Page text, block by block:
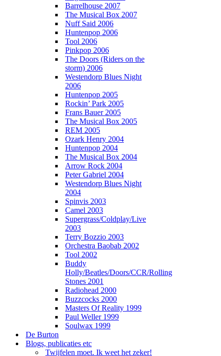
Barrelhouse 2007
The Musical Box 2007
Nuff Said 2006
Huntenpop 2006
Tool 2006
Pinkpop 2006
The Doors (Riders on the
storm) 2006
Westendorp Blues Night
2006
Huntenpop 2005
Rockin’ Park 2005
Frans Bauer 2005
The Musical Box 2005
REM 2005
Ozark Henry 2004
Huntenpop 2004
The Musical Box 2004
Arrow Rock 2004
Peter Gabriel 2004
Westendorp Blues Night
2004
Spinvis 2003
Camel 2003
Supergrass/Coldplay/Live
2003
Terry Bozzio 2003
Orchestra Baobab 2002
Tool 2002
Buddy
Holly/Beatles/Doors/CCR/Rolling
Stones 2001
Radiohead 2000
Buzzcocks 2000
Masters Of Reality 1999
Paul Weller 1999
Soulwax 1999
De Burton
Blogs, publicaties etc
Twijfelen moet. Ik weet het zeker!